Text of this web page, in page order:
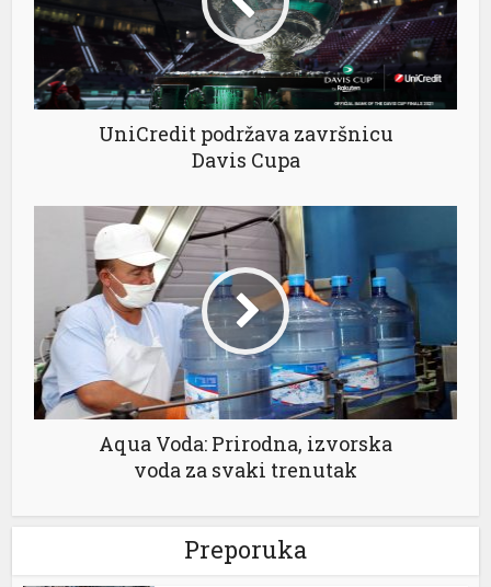
UniCredit podržava završnicu
Davis Cupa
Aqua Voda: Prirodna, izvorska
voda za svaki trenutak
Preporuka